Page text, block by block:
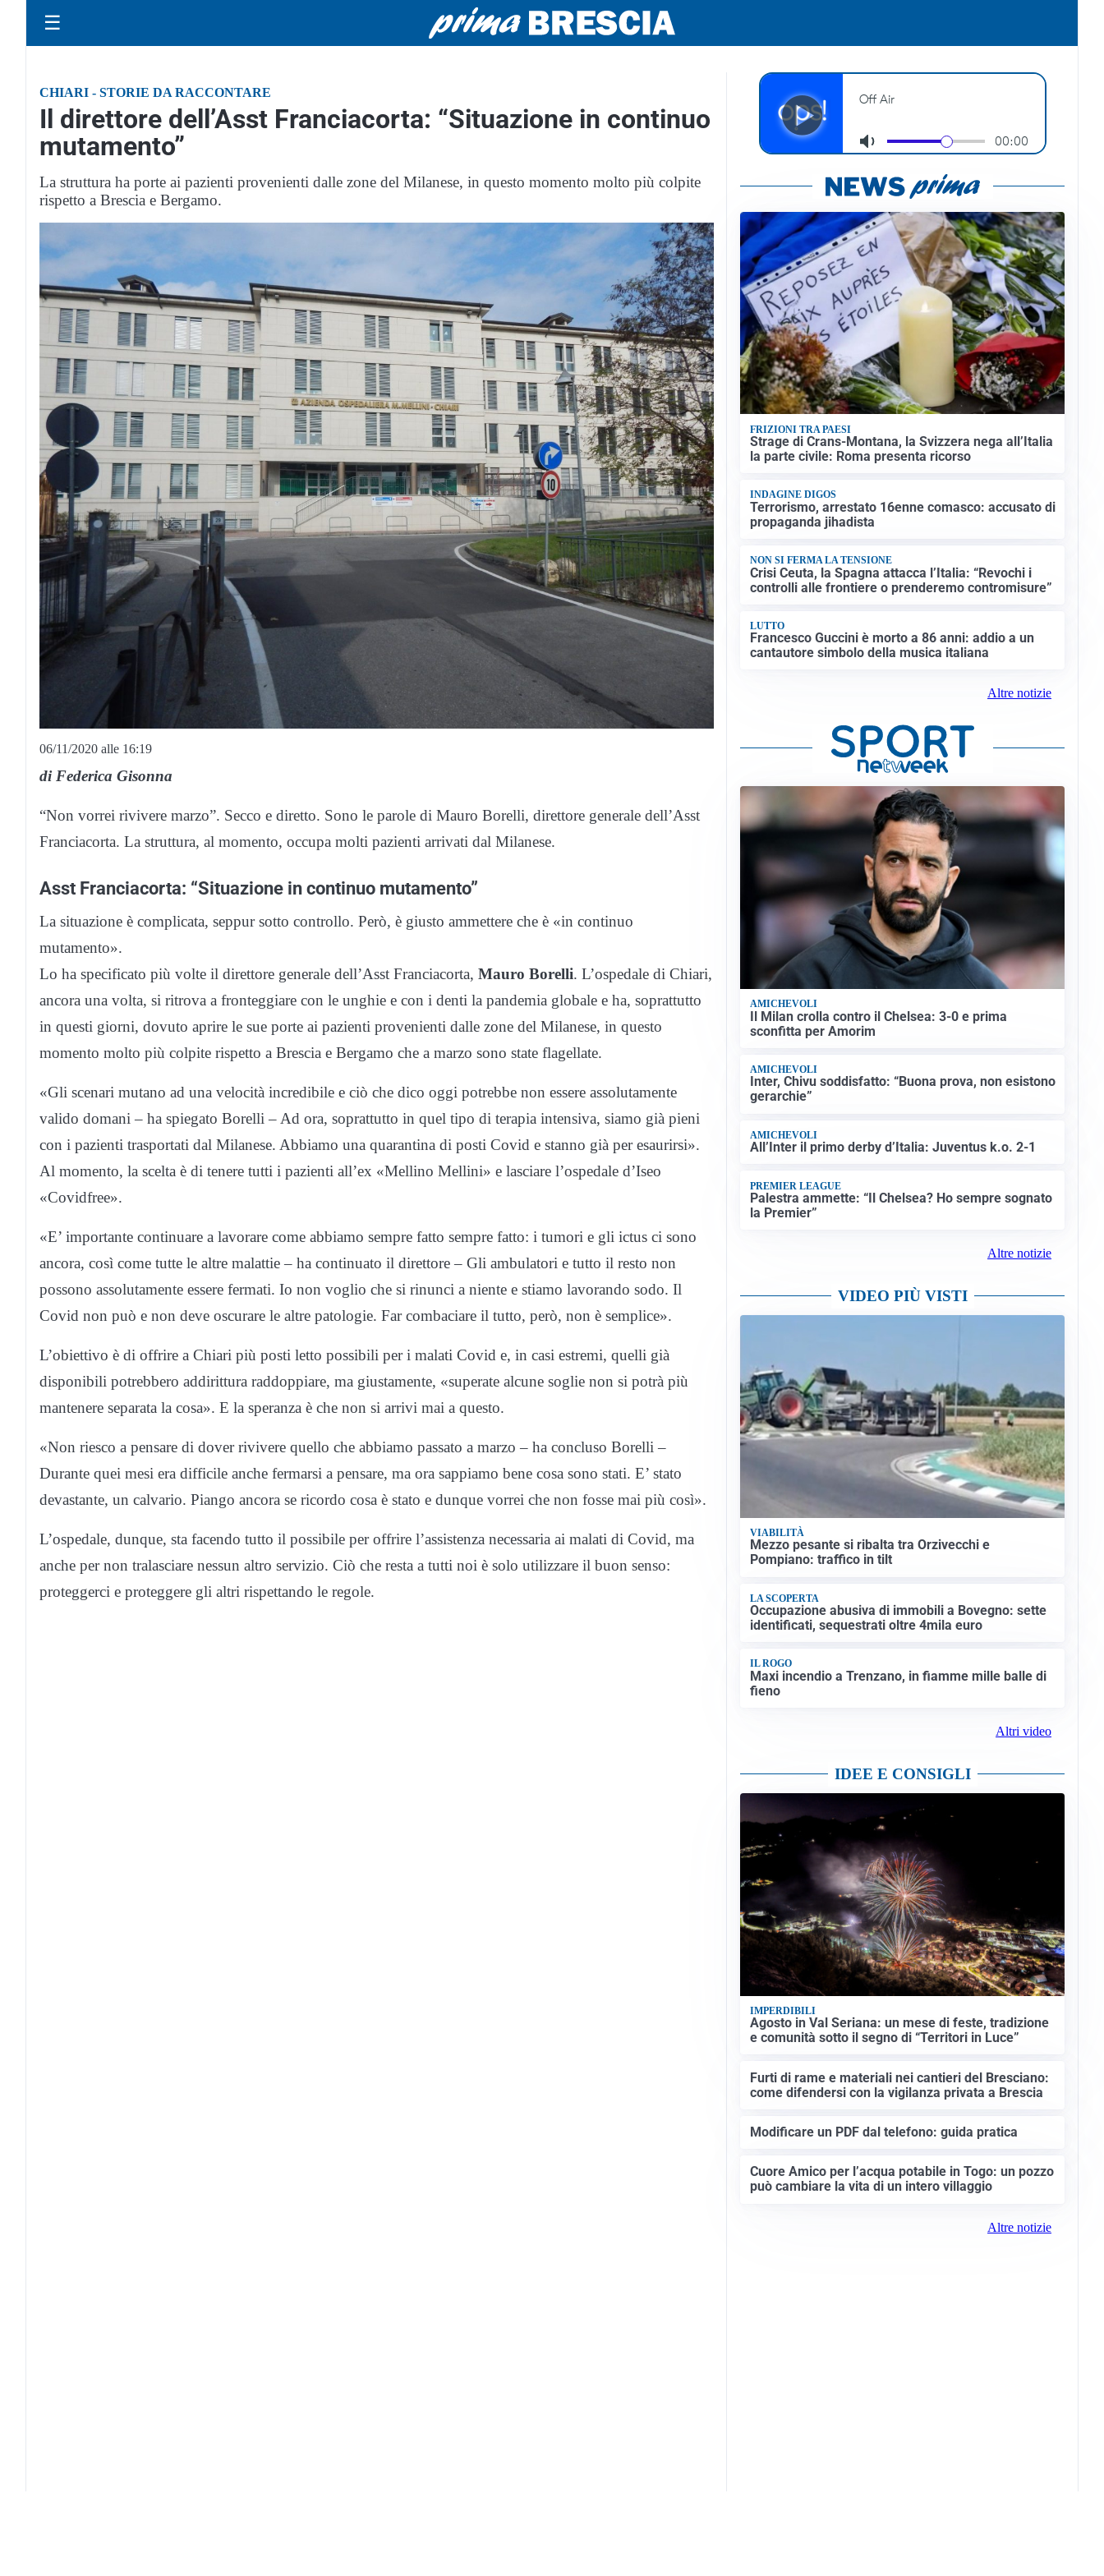
☰
CHIARI - STORIE DA RACCONTARE
Il direttore dell’Asst Franciacorta: “Situazione in continuo
mutamento”
La struttura ha porte ai pazienti provenienti dalle zone del Milanese, in questo momento molto più colpite
rispetto a Brescia e Bergamo.
06/11/2020 alle 16:19
di Federica Gisonna
“Non vorrei rivivere marzo”. Secco e diretto. Sono le parole di Mauro Borelli, direttore generale dell’Asst
Franciacorta. La struttura, al momento, occupa molti pazienti arrivati dal Milanese.
Asst Franciacorta: “Situazione in continuo mutamento”
La situazione è complicata, seppur sotto controllo. Però, è giusto ammettere che è «in continuo
mutamento».
Lo ha specificato più volte il direttore generale dell’Asst Franciacorta, Mauro Borelli. L’ospedale di Chiari,
ancora una volta, si ritrova a fronteggiare con le unghie e con i denti la pandemia globale e ha, soprattutto
in questi giorni, dovuto aprire le sue porte ai pazienti provenienti dalle zone del Milanese, in questo
momento molto più colpite rispetto a Brescia e Bergamo che a marzo sono state flagellate.
«Gli scenari mutano ad una velocità incredibile e ciò che dico oggi potrebbe non essere assolutamente
valido domani – ha spiegato Borelli – Ad ora, soprattutto in quel tipo di terapia intensiva, siamo già pieni
con i pazienti trasportati dal Milanese. Abbiamo una quarantina di posti Covid e stanno già per esaurirsi».
Al momento, la scelta è di tenere tutti i pazienti all’ex «Mellino Mellini» e lasciare l’ospedale d’Iseo
«Covidfree».
«E’ importante continuare a lavorare come abbiamo sempre fatto sempre fatto: i tumori e gli ictus ci sono
ancora, così come tutte le altre malattie – ha continuato il direttore – Gli ambulatori e tutto il resto non
possono assolutamente essere fermati. Io non voglio che si rinunci a niente e stiamo lavorando sodo. Il
Covid non può e non deve oscurare le altre patologie. Far combaciare il tutto, però, non è semplice».
L’obiettivo è di offrire a Chiari più posti letto possibili per i malati Covid e, in casi estremi, quelli già
disponibili potrebbero addirittura raddoppiare, ma giustamente, «superate alcune soglie non si potrà più
mantenere separata la cosa». E la speranza è che non si arrivi mai a questo.
«Non riesco a pensare di dover rivivere quello che abbiamo passato a marzo – ha concluso Borelli –
Durante quei mesi era difficile anche fermarsi a pensare, ma ora sappiamo bene cosa sono stati. E’ stato
devastante, un calvario. Piango ancora se ricordo cosa è stato e dunque vorrei che non fosse mai più così».
L’ospedale, dunque, sta facendo tutto il possibile per offrire l’assistenza necessaria ai malati di Covid, ma
anche per non tralasciare nessun altro servizio. Ciò che resta a tutti noi è solo utilizzare il buon senso:
proteggerci e proteggere gli altri rispettando le regole.
FRIZIONI TRA PAESI
Strage di Crans-Montana, la Svizzera nega all’Italia
la parte civile: Roma presenta ricorso
INDAGINE DIGOS
Terrorismo, arrestato 16enne comasco: accusato di
propaganda jihadista
NON SI FERMA LA TENSIONE
Crisi Ceuta, la Spagna attacca l’Italia: “Revochi i
controlli alle frontiere o prenderemo contromisure”
LUTTO
Francesco Guccini è morto a 86 anni: addio a un
cantautore simbolo della musica italiana
Altre notizie
AMICHEVOLI
Il Milan crolla contro il Chelsea: 3-0 e prima
sconfitta per Amorim
AMICHEVOLI
Inter, Chivu soddisfatto: “Buona prova, non esistono
gerarchie”
AMICHEVOLI
All’Inter il primo derby d’Italia: Juventus k.o. 2-1
PREMIER LEAGUE
Palestra ammette: “Il Chelsea? Ho sempre sognato
la Premier”
Altre notizie
VIDEO PIÙ VISTI
VIABILITÀ
Mezzo pesante si ribalta tra Orzivecchi e
Pompiano: traffico in tilt
LA SCOPERTA
Occupazione abusiva di immobili a Bovegno: sette
identificati, sequestrati oltre 4mila euro
IL ROGO
Maxi incendio a Trenzano, in fiamme mille balle di
fieno
Altri video
IDEE E CONSIGLI
IMPERDIBILI
Agosto in Val Seriana: un mese di feste, tradizione
e comunità sotto il segno di “Territori in Luce”
Furti di rame e materiali nei cantieri del Bresciano:
come difendersi con la vigilanza privata a Brescia
Modificare un PDF dal telefono: guida pratica
Cuore Amico per l’acqua potabile in Togo: un pozzo
può cambiare la vita di un intero villaggio
Altre notizie